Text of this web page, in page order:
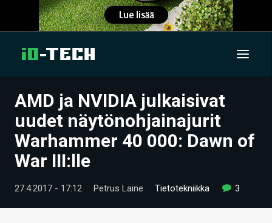
UUTISET
ARTIKKELIT
VIDEOT
TECHBBS
AMD ja NVIDIA julkaisivat
uudet näytönohjainajurit
Warhammer 40 000: Dawn of
War III:lle
27.4.2017 - 17:12 Petrus Laine Tietotekniikka 3